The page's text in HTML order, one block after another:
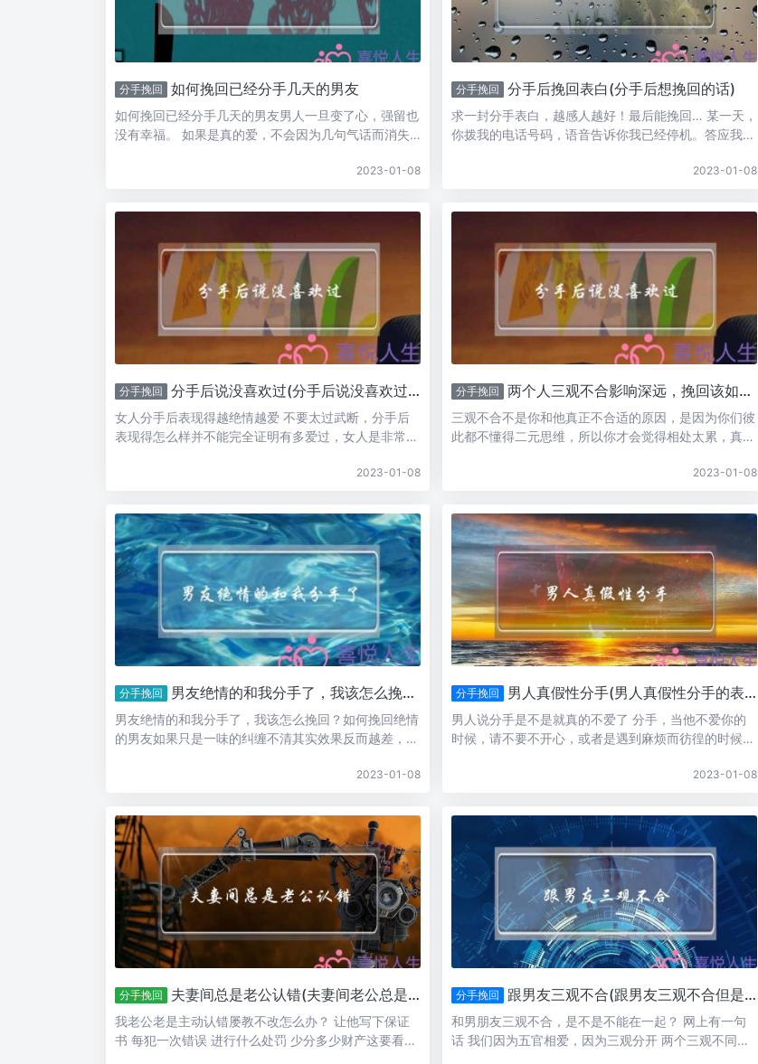
分手挽回 如何挽回已经分手几天的男友
如何挽回已经分手几天的男友男人一旦变了心，强留也
没有幸福。 如果是真的爱，不会因为几句气话而消失
诚而不是逞强。 如果他拒绝和你再沟通，那就放弃没
存在着不小的认识误区，下面就...
2023-01-08
分手挽回 分手后挽回表白(分手后想挽回的话)
求一封分手表白，越感人越好！最后能挽回… 某一天，
你拨我的电话号码，语音告诉你我已经停机。答应我不
2023-01-08
分手挽回 分手后说没喜欢过(分手后说没喜欢过你)
女人分手后表现得越绝情越爱 不要太过武断，分手后
表现得怎么样并不能完全证明有多爱过，女人是非常会
为爱你，但是可能只是这个人本身冷漠罢了色只是特爱
最爱的人应该...
2023-01-08
分手挽回 两个人三观不合影响深远，挽回该如何纠正他的思维方式
三观不合不是你和他真正不合适的原因，是因为你们彼
此都不懂得二元思维，所以你才会觉得相处太累，真正
合有没有发现很多时候两个人吵架一开始是真的是想平
控制自己的情绪，只要对方没有真...
2023-01-08
分手挽回 男友绝情的和我分手了，我该怎么挽回？
男友绝情的和我分手了，我该怎么挽回？如何挽回绝情
的男友如果只是一味的纠缠不清其实效果反而越差，让
一.冷冻 在挽回前期，每个人都会非常心急地想去挽回
停地去纠缠色只会让对方明白你...
2023-01-08
分手挽回 男人真假性分手(男人真假性分手的表现)
男人说分手是不是就真的不爱了 分手，当他不爱你的
时候，请不要不开心，或者是遇到麻烦而彷徨的时候去
在接到你的电话的时候，淡淡地安慰你几句，并且说衷
的爱，你的人...
2023-01-08
分手挽回 夫妻间总是老公认错(夫妻间老公总是骂人)
我老公老是主动认错屡教不改怎么办？ 让他写下保证
书 每犯一次错误 进行什么处罚 少分多少财产这要看是
分手挽回 跟男友三观不合(跟男友三观不合但是舍不得分手)
和男朋友三观不合，是不是不能在一起？ 网上有一句
话 我们因为五官相爱，因为三观分开 两个三观不同的